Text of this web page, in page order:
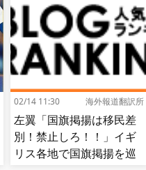
02/14 11:30 海外報道翻訳所
左翼「国旗掲揚は移民差
別！禁止しろ！！」イギ
リス各地で国旗掲揚を巡